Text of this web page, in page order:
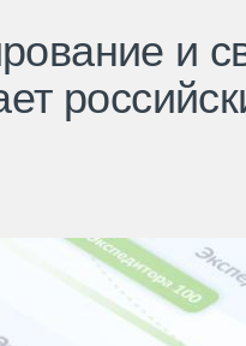
и